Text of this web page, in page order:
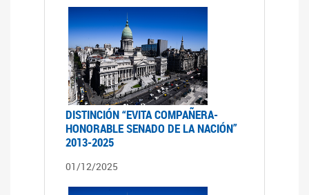
DISTINCIÓN “EVITA COMPAÑERA-
HONORABLE SENADO DE LA NACIÓN”
2013-2025
01/12/2025